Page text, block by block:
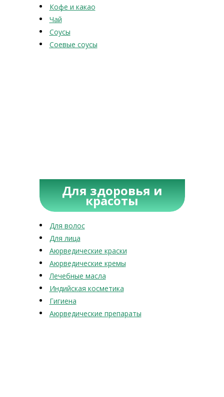
Кофе и какао
Чай
Соусы
Соевые соусы
Для здоровья и
красоты
Для волос
Для лица
Аюрведические краски
Аюрведические кремы
Лечебные масла
Индийская косметика
Гигиена
Аюрведические препараты